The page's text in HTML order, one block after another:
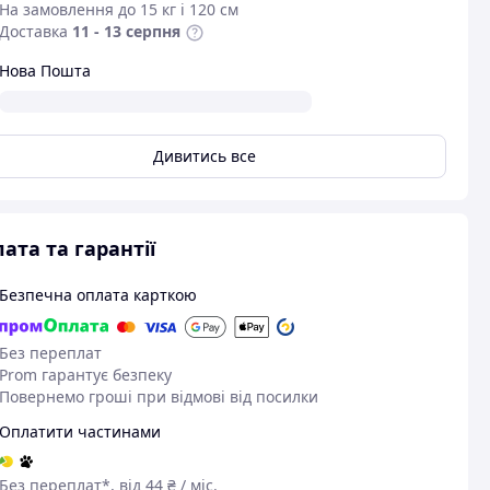
На замовлення до 15 кг і 120 см
Доставка 11 - 13 серпня
Нова Пошта
Дивитись все
та гарантії
Безпечна оплата карткою
Без переплат
Prom гарантує безпеку
Повернемо гроші при відмові від посилки
Оплатити частинами
Без переплат*, від 44 ₴ / міс.
Переглянути всі